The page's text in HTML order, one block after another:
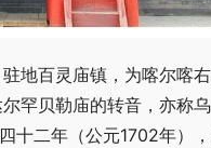
地百灵庙镇，为喀尔喀
罕贝勒庙的转音，亦称
十二年（公元1702年）